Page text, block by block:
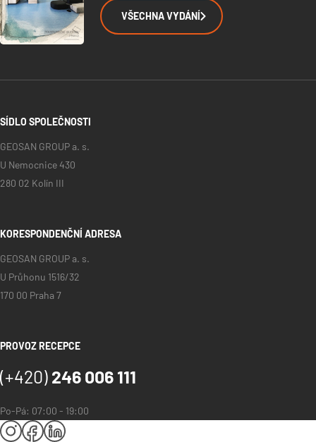
VŠECHNA VYDÁNÍ
SÍDLO SPOLEČNOSTI
GEOSAN GROUP a. s.
U Nemocnice 430
280 02 Kolín III
KORESPONDENČNÍ ADRESA
GEOSAN GROUP a. s.
U Průhonu 1516/32
170 00 Praha 7
PROVOZ RECEPCE
(+420) 246 006 111
Po-Pá: 07:00 - 19:00